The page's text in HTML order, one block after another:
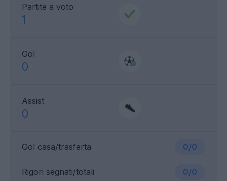
Partite a voto
1
Gol
0
Assist
0
Gol casa/trasferta 0/0
Rigori segnati/totali 0/0